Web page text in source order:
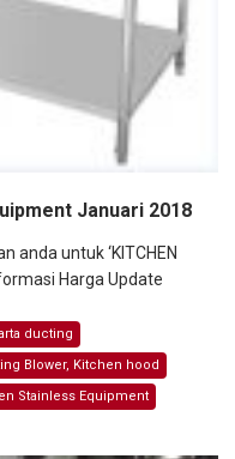
Januari 2018
anda untuk ‘KITCHEN
Harga Update
ducting
Blower, Kitchen hood
Stainless Equipment